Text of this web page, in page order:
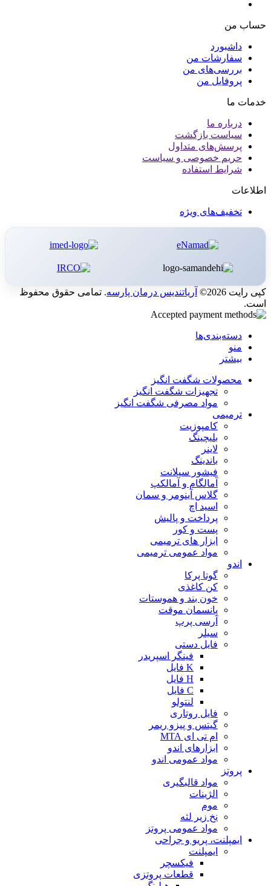
حساب من
داشبورد
سفارشات من
بررسی‌های من
پروفایل من
خدمات ما
درباره ما
سیاست بازگشت
پرسش‌های متداول
حریم خصوصی و سیاست
شرایط استفاده
اطلاعات
تخفیف‌های ویژه
کپی رایت 2026© آریاتندیس درمان پارسه. تمامی حقوق محفوظ
است.
دسته‌بندی‌ها
منو
بیشتر
محصولات شگفت انگیز
تجهیزات شگفت انگیز
مواد مصرفی شگفت انگیز
ترمیمی
کامپوزیت
بلیچینگ
لاینر
باندینگ
فیشور سیلانت
آمالگام و آمالکپ
گلاس آینومر و سمان
اسید اچ
پرداخت و پالیش
پست و کور
ابزار های ترمیمی
مواد عمومی ترمیمی
اندو
گوتا پرکا
کن کاغذی
خون بند و هموستات
پانسمان موقت
آرسی پرپ
سیلر
فایل دستی
فینگر اسپریدر
K فایل
H فایل
C فایل
لنتولو
فایل روتاری
گیتس و پیزو ریمر
ام تی ای MTA
ابزارهای اندو
مواد عمومی اندو
پروتز
مواد قالبگیری
الژینات
موم
نخ زیر لثه
مواد عمومی پروتز
ایمپلنت، پریو و جراحی
ایمپلنت
فیکسچر
قطعات پروتزی